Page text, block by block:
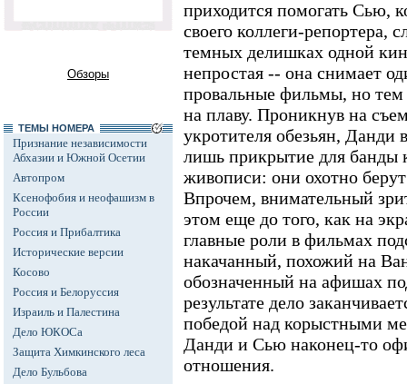
Обзоры
ТЕМЫ НОМЕРА
Признание независимости
Абхазии и Южной Осетии
Автопром
Ксенофобия и неофашизм в
России
Россия и Прибалтика
Исторические версии
Косово
Россия и Белоруссия
Израиль и Палестина
Дело ЮКОСа
Защита Химкинского леса
Дело Бульбова
приходится помогать Сью,
своего коллеги-репортера,
темных делишках одной
непростая -- она снимает
провальные фильмы, но тем
на плаву. Проникнув на
укротителя обезьян, Данди
лишь прикрытие для банды
живописи: они охотно
Впрочем, внимательный
этом еще до того, как на
главные роли в фильмах
накачанный, похожий на
обозначенный на афишах
результате дело
победой над корыстными
Данди и Сью наконец-то
отношения.